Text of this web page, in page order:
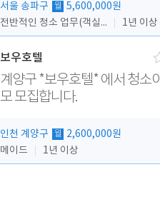
서울 송파구 월
5,600,000원
전반적인 청소 업무(객실청소.객실정리)
1년 이상
보우호텔
계양구 *보우호텔* 에서 청소이
모 모집합니다.
인천 계양구 월
2,600,000원
메이드
1년 이상